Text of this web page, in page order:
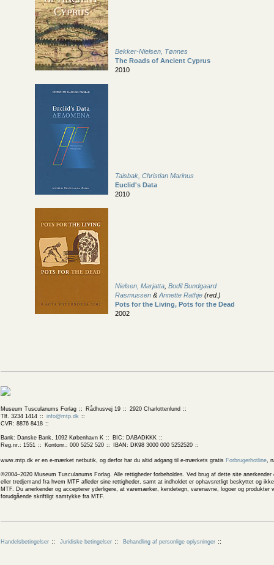
Bekker-Nielsen, Tønnes
The Roads of Ancient Cyprus
2010
Taisbak, Christian Marinus
Euclid's Data
2010
Nielsen, Marjatta Bodil Bundgaard
Rasmussen & Annette Rathje (red.)
Pots for the Living, Pots for the Dead
2002
Museum Tusculanums Forlag Rådhusvej 19
2920 Charlottenlund
Tlf. 3234 1414
info@mtp.dk
CVR: 8876 8418
Bank: Danske Bank, 1092 København K
BIC: DABADKKK
Reg.nr.: 1551
Kontonr.: 000 5252 520 IBAN: DK98 3000 000 5252520
www.mtp.dk er en e-mærket netbutik, og derfor har du altid adgang til e-mærkets gratis Forbrugerhotline,
©2004–2020 Museum Tusculanums Forlag. Alle rettigheder forbeholdes. Ved brug af dette site
eller tredjemand fra hvem MTF afleder sine rettigheder, samt at indholdet er ophavsretligt beskyttet og
MTF. Du anerkender og accepterer yderligere, at varemærker, kendetegn, varenavne, logoer og
forudgående skriftligt samtykke fra MTF.
Handelsbetingelser Juridiske betingelser Behandling af personlige oplysninger